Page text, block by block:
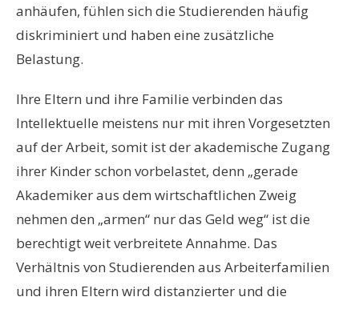
anhäufen, fühlen sich die Studierenden häufig
diskriminiert und haben eine zusätzliche
Belastung.
Ihre Eltern und ihre Familie verbinden das
Intellektuelle meistens nur mit ihren Vorgesetzten
auf der Arbeit, somit ist der akademische Zugang
ihrer Kinder schon vorbelastet, denn „gerade
Akademiker aus dem wirtschaftlichen Zweig
nehmen den „armen“ nur das Geld weg“ ist die
berechtigt weit verbreitete Annahme. Das
Verhältnis von Studierenden aus Arbeiterfamilien
und ihren Eltern wird distanzierter und die